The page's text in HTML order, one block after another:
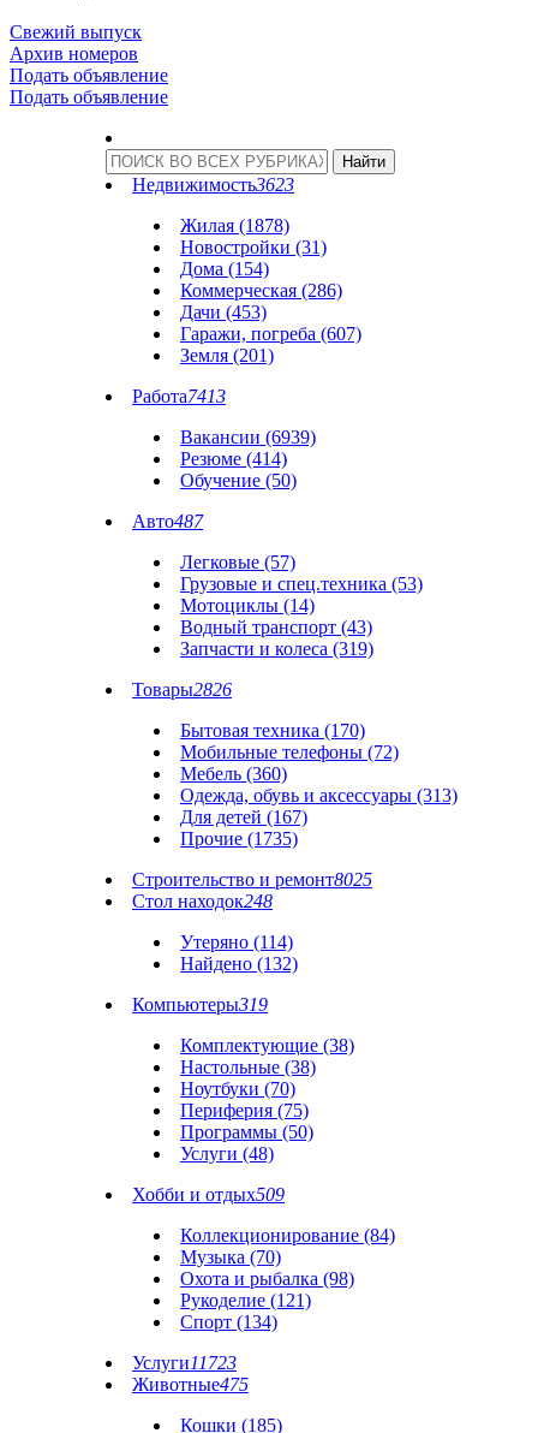
Свежий выпуск
Архив номеров
Подать объявление
Подать объявление
Недвижимость3623
Жилая (1878)
Новостройки (31)
Дома (154)
Коммерческая (286)
Дачи (453)
Гаражи, погреба (607)
Земля (201)
Работа7413
Вакансии (6939)
Резюме (414)
Обучение (50)
Авто487
Легковые (57)
Грузовые и спец.техника (53)
Мотоциклы (14)
Водный транспорт (43)
Запчасти и колеса (319)
Товары2826
Бытовая техника (170)
Мобильные телефоны (72)
Мебель (360)
Одежда, обувь и аксессуары (313)
Для детей (167)
Прочие (1735)
Строительство и ремонт8025
Стол находок248
Утеряно (114)
Найдено (132)
Компьютеры319
Комплектующие (38)
Настольные (38)
Ноутбуки (70)
Периферия (75)
Программы (50)
Услуги (48)
Хобби и отдых509
Коллекционирование (84)
Музыка (70)
Охота и рыбалка (98)
Рукоделие (121)
Спорт (134)
Услуги11723
Животные475
Кошки (185)